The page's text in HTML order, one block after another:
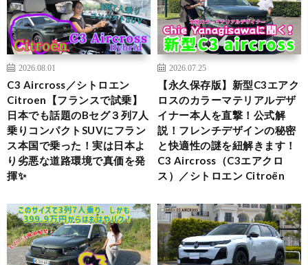
2026.08.01
C3 Aircross／シトロエン
Citroen【フランスで試乗】
日本でも話題のBセグ３列7人
乗りコンパクトSUVにフラン
ス本国で乗った！実は日本よ
り劣悪な道路環境で真価を発
揮✨
2026.07.25
【永久保存版】新型C3エアク
ロスのカラーマテリアルデザ
イナー本人を直撃！公式解
説！フレンチデザインの秘密
と快適性の謎を紐解きます！
C3 Aircross（C3エアクロ
ス）／シトロエン Citroën